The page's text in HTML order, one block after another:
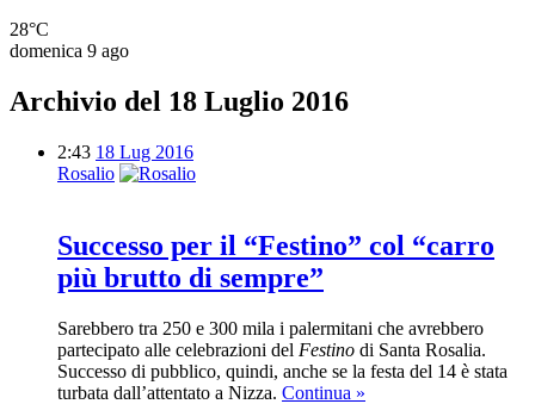
28°C
domenica 9 ago
Archivio del 18 Luglio 2016
2:43 18 Lug 2016
Rosalio
Successo per il “Festino” col “carro
più brutto di sempre”
Sarebbero tra 250 e 300 mila i palermitani che avrebbero
partecipato alle celebrazioni del Festino di Santa Rosalia.
Successo di pubblico, quindi, anche se la festa del 14 è stata
turbata dall’attentato a Nizza. Continua »